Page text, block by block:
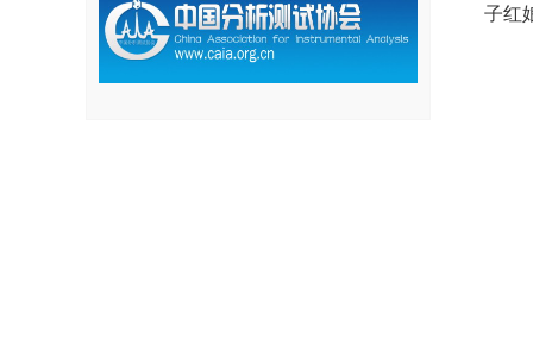
子红